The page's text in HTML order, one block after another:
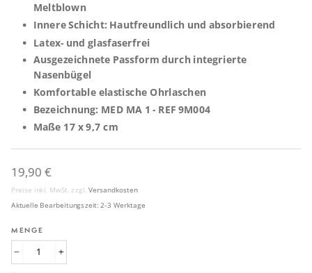
Meltblown
Innere Schicht: Hautfreundlich und absorbierend
Latex- und glasfaserfrei
Ausgezeichnete Passform durch integrierte
Nasenbügel
Komfortable elastische Ohrlaschen
Bezeichnung: MED MA 1 - REF 9M004
Maße 17 x 9,7 cm
Normaler
Preis
19,90 €
Preise inkl. MwSt. zzgl. Versandkosten
Aktuelle Bearbeitungszeit: 2-3 Werktage
MENGE